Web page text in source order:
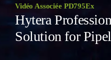
Vidéo Associée PD795Ex
Hytera
Solution for